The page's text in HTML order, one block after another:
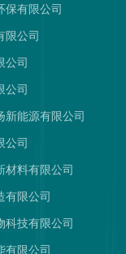
保有限公司
限公司
公司
公司
新能源有限公司
公司
材料有限公司
有限公司
科技有限公司
有限公司